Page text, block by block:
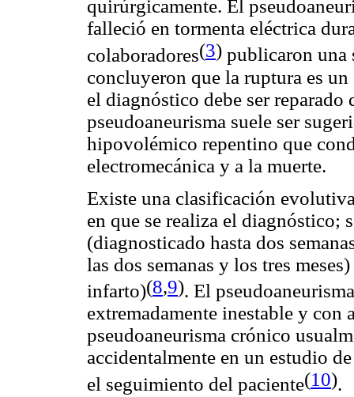
quirúrgicamente. El
falleció en tormenta eléctrica
colaboradores(3) publicaron una
concluyeron que la ruptura es
el diagnóstico debe ser
pseudoaneurisma suele ser
hipovolémico repentino que
electromecánica y a la muerte.
Existe una clasificación
en que se realiza el diagnóstico;
(diagnosticado hasta dos
las dos semanas y los tres
infarto)(8,9). El
extremadamente inestable y
pseudoaneurisma crónico
accidentalmente en un estudio
el seguimiento del paciente(10).